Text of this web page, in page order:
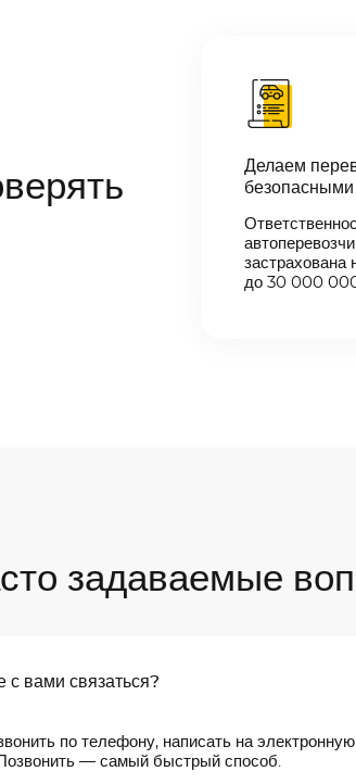
Делаем
безопасными
застрахована
до 30 000
задаваемые
с вами связаться?
по телефону, написать на
— самый быстрый способ.